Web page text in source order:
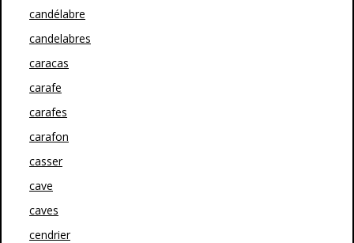
candélabre
candelabres
caracas
carafe
carafes
carafon
casser
cave
caves
cendrier